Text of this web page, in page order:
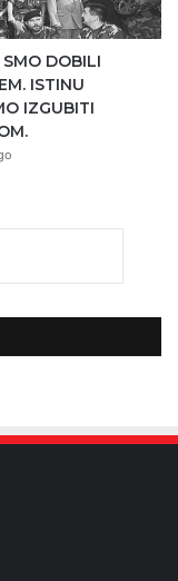
DOBILI
ISTINU
IZGUBITI